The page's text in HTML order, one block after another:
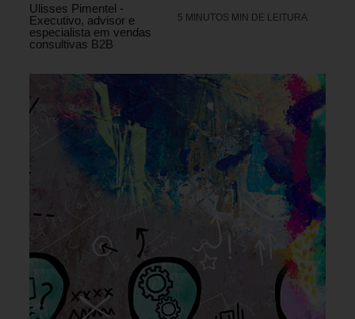
Ulisses Pimentel -
Executivo, advisor e
especialista em vendas
consultivas B2B
5 MINUTOS MIN DE LEITURA